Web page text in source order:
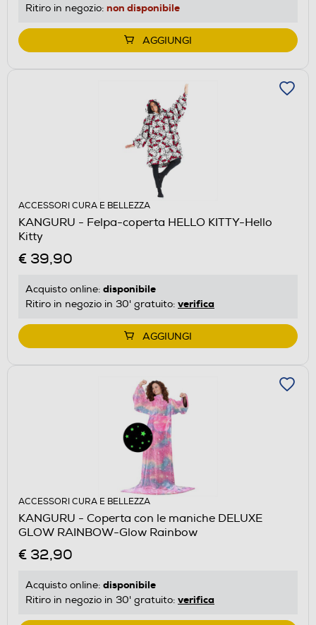
Ritiro in negozio: non disponibile
AGGIUNGI
ACCESSORI CURA E BELLEZZA
KANGURU - Felpa-coperta HELLO KITTY-Hello
Kitty
€ 39,90
Acquisto online: disponibile
Ritiro in negozio in 30' gratuito: verifica
AGGIUNGI
ACCESSORI CURA E BELLEZZA
KANGURU - Coperta con le maniche DELUXE
GLOW RAINBOW-Glow Rainbow
€ 32,90
Acquisto online: disponibile
Ritiro in negozio in 30' gratuito: verifica